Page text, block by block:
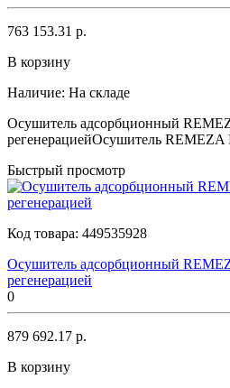
763 153.31 р.
В корзину
Наличие: На складе
Осушитель адсорбционный
регенерациейОсушитель REMEZA
Быстрый просмотр
Код товара: 449535928
Осушитель адсорбционный
регенерацией
0
879 692.17 р.
В корзину